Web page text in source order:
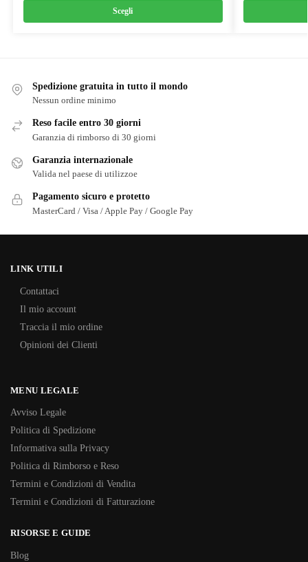
Scegli
Spedizione gratuita in tutto il mondo
Nessun ordine minimo
Reso facile entro 30 giorni
Garanzia di rimborso di 30 giorni
Garanzia internazionale
Valida nel paese di utilizzoe
Pagamento sicuro e protetto
MasterCard / Visa / Apple Pay / Google Pay
LINK UTILI
Contattaci
Il mio account
Traccia il mio ordine
Opinioni dei Clienti
MENU LEGALE
Avviso Legale
Politica di Spedizione
Informativa sulla Privacy
Politica di Rimborso e Reso
Termini e Condizioni di Vendita
Termini e Condizioni di Fatturazione
RISORSE E GUIDE
Blog